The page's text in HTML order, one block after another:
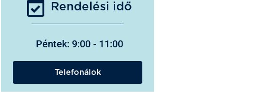
Rendelési idő
Péntek: 9:00 - 11:00
Telefonálok